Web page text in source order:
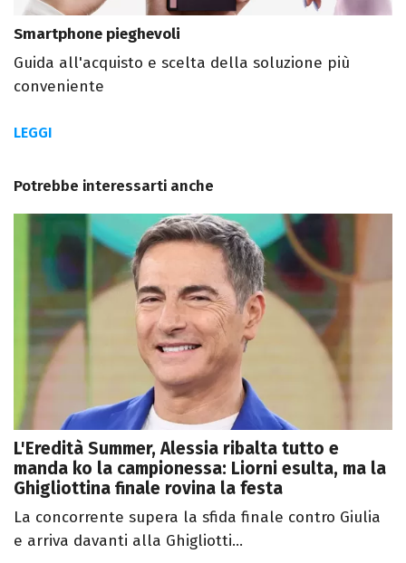
Smartphone pieghevoli
Guida all'acquisto e scelta della soluzione più
conveniente
LEGGI
Potrebbe interessarti anche
L'Eredità Summer, Alessia ribalta tutto e
manda ko la campionessa: Liorni esulta, ma la
Ghigliottina finale rovina la festa
La concorrente supera la sfida finale contro Giulia
e arriva davanti alla Ghigliotti...